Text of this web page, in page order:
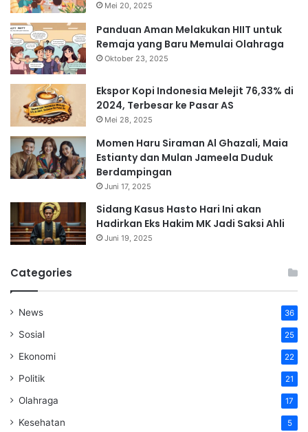
Mei 20, 2025
Panduan Aman Melakukan HIIT untuk
Remaja yang Baru Memulai Olahraga
Oktober 23, 2025
Ekspor Kopi Indonesia Melejit 76,33% di
2024, Terbesar ke Pasar AS
Mei 28, 2025
Momen Haru Siraman Al Ghazali, Maia
Estianty dan Mulan Jameela Duduk
Berdampingan
Juni 17, 2025
Sidang Kasus Hasto Hari Ini akan
Hadirkan Eks Hakim MK Jadi Saksi Ahli
Juni 19, 2025
Categories
News 36
Sosial 25
Ekonomi 22
Politik 21
Olahraga 17
Kesehatan 5